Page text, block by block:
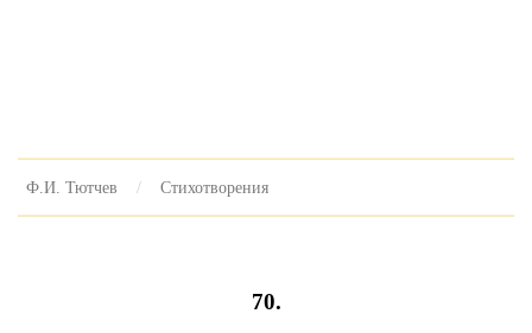
Ф.И. Тютчев Стихотворения
70.